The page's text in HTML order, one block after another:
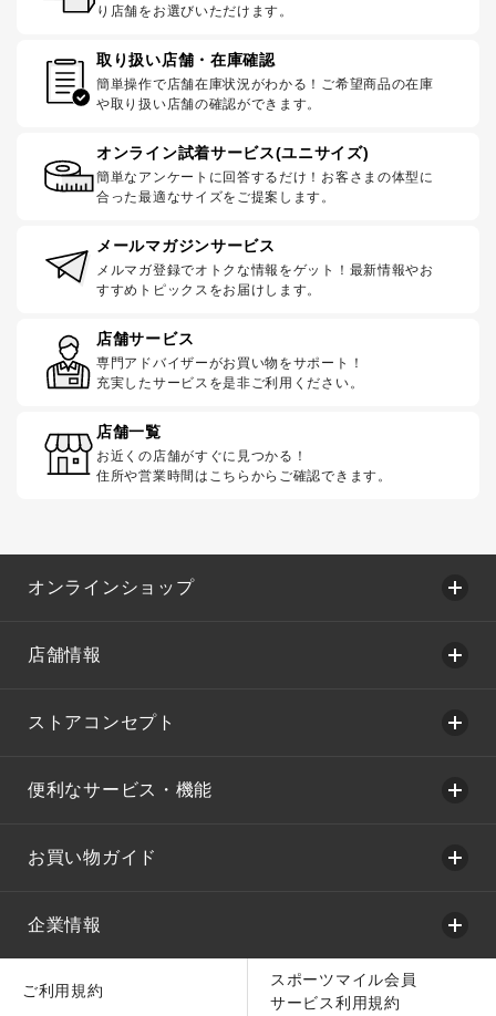
り店舗をお選びいただけます。
取り扱い店舗・在庫確認
簡単操作で店舗在庫状況がわかる！ご希望商品の在庫
や取り扱い店舗の確認ができます。
オンライン試着サービス(ユニサイズ)
簡単なアンケートに回答するだけ！お客さまの体型に
合った最適なサイズをご提案します。
メールマガジンサービス
メルマガ登録でオトクな情報をゲット！最新情報やお
すすめトピックスをお届けします。
店舗サービス
専門アドバイザーがお買い物をサポート！
充実したサービスを是非ご利用ください。
店舗一覧
お近くの店舗がすぐに見つかる！
住所や営業時間はこちらからご確認できます。
オンラインショップ
店舗情報
ストアコンセプト
便利なサービス・機能
お買い物ガイド
企業情報
ご利用規約
スポーツマイル会員
サービス利用規約